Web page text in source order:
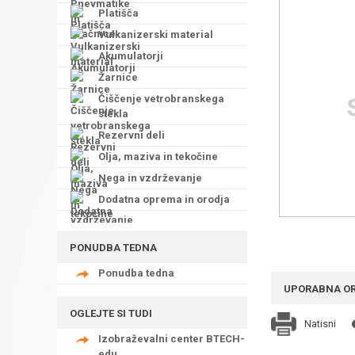
Platišča
Vulkanizerski material
Akumulatorji
Žarnice
Čiščenje vetrobranskega
stekla
Rezervni deli
Olja, maziva in tekočine
Nega in vzdrževanje
Dodatna oprema in orodja
PONUDBA TEDNA
Ponudba tedna
OGLEJTE SI TUDI
Izobraževalni center BTECH-
UPORABNA
Natisni